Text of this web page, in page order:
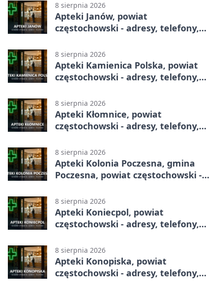
8 sierpnia 2026
Apteki Janów, powiat
częstochowski - adresy, telefony,
8 sierpnia 2026
Apteki Kamienica Polska, powiat
częstochowski - adresy, telefony,
8 sierpnia 2026
Apteki Kłomnice, powiat
częstochowski - adresy, telefony,
8 sierpnia 2026
Apteki Kolonia Poczesna, gmina
Poczesna, powiat częstochowski -
8 sierpnia 2026
Apteki Koniecpol, powiat
częstochowski - adresy, telefony,
8 sierpnia 2026
Apteki Konopiska, powiat
częstochowski - adresy, telefony,